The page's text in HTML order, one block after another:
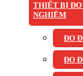
THIẾT BỊ ĐO
NGHIỆM
ĐO
ĐO